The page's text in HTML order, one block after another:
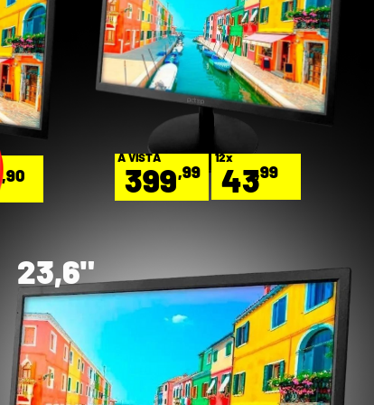
12x
A VISTA
,99 ,99
,90 399 43
23,6"